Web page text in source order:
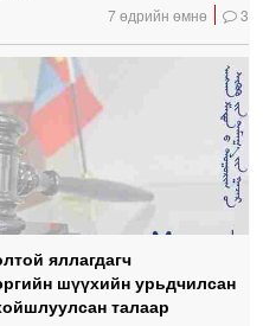
7 өдрийн өмнө 3
яллагдагч
шүүхийн урьдчилсан
талаар